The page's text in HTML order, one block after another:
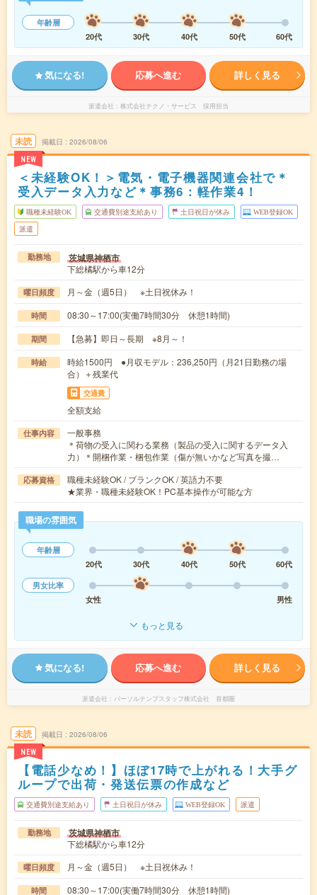
年齢層
20代
30代 40代 50代 60代
気になる! 応募へ進む 詳しく見る
派遣会社 株式会社テクノ・サービス 採用担当
未読
NEW
掲載日 2026/08/06
＜未経験OK！＞電気・電子機器関連会社で＊
受入データ入力など＊事務6：軽作業4！
職種未経験OK 交通費別途支給あり 土日祝日が休み WEB登録OK
派遣
勤務地 茨城県神栖市
下総橘駅から車12分
曜日頻度 月～金（週5日） ※土日祝休み！
時間 08:30～17:00(実働7時間30分 休憩1時間)
期間 【急募】即日～長期 ※8月～！
時給
時給1500円 ●月収モデル：236,250円（月21日勤務の場
合）＋残業代
交通費
全額支給
仕事内容
一般事務
＊荷物の受入に関わる業務（製品の受入に関するデータ入
力）＊開梱作業・梱包作業（傷が無いかなど写真を撮…
応募資格
職種未経験OK / ブランクOK / 英語力不要
★業界・職種未経験OK！PC基本操作が可能な方
職場の雰囲気
年齢層
20代
30代 40代 50代
60代
男女比率
女性
男性
もっと見る
気になる! 応募へ進む 詳しく見る
派遣会社 パーソルテンプスタッフ株式会社 首都圏
未読
NEW
掲載日 2026/08/06
【電話少なめ！】ほぼ17時で上がれる！大手グ
ループで出荷・発送伝票の作成など
交通費別途支給あり 土日祝日が休み WEB登録OK 派遣
勤務地 茨城県神栖市
下総橘駅から車12分
曜日頻度 月～金（週5日） ※土日祝休み！
時間 08:30～17:00(実働7時間30分 休憩1時間)